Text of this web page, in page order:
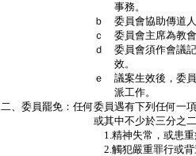
事務。
ｂ 委員會協助傳道人制定教
ｃ 委員會主席為教會對內
ｄ 委員會須作會議記錄，記
效。
ｅ 議案生效後，委員會有權
派工作。
二、委員罷免：任何委員遇有下列任何一
或其中不少於三分之二委員
1.精神失常，或患重病，以
2.觸犯嚴重罪行或背道